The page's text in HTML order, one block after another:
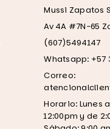
Mussi Zapatos
Av 4A #7N-65
(607)5494147
Whatsapp: +57
Correo:
Horario: Lunes
12:00pm y de